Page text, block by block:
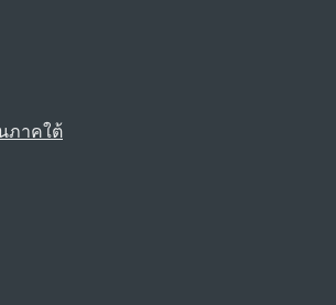
ภาคใต้